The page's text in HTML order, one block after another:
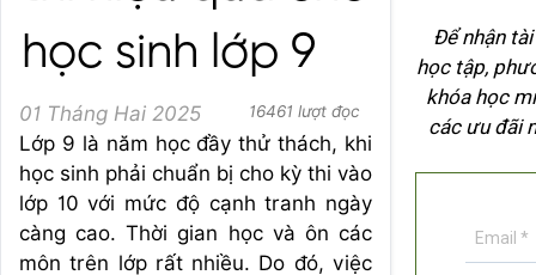
học sinh lớp 9
01 Tháng Hai 2025 16461 lượt đọc
Lớp 9 là năm học đầy thử thách, khi
học sinh phải chuẩn bị cho kỳ thi vào
lớp 10 với mức độ cạnh tranh ngày
càng cao. Thời gian học và ôn các
môn trên lớp rất nhiều. Do đó, việc
Để nhận
học tập,
khóa học
các ưu đãi